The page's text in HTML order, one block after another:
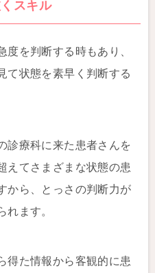
スキル
を判断する時もあり、
て状態を素早く判断する
診療科に来た患者さんを
えてさまざまな状態の患
から、とっさの判断力が
れます。
得た情報から客観的に患